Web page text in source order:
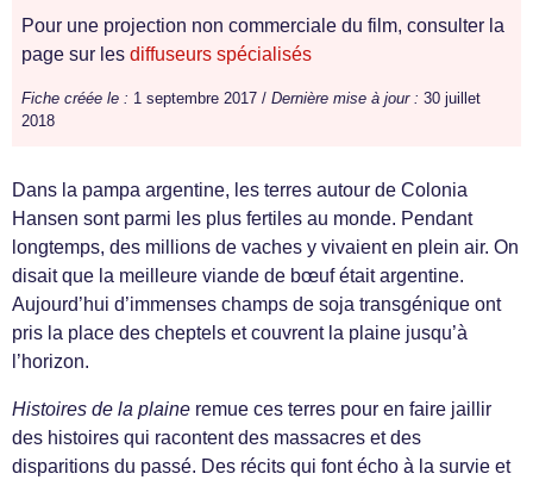
Pour une projection non commerciale du film, consulter la
page sur les diffuseurs spécialisés
Fiche créée le : 1 septembre 2017 / Dernière mise à jour : 30 juillet
2018
Dans la pampa argentine, les terres autour de Colonia
Hansen sont parmi les plus fertiles au monde. Pendant
longtemps, des millions de vaches y vivaient en plein air. On
disait que la meilleure viande de bœuf était argentine.
Aujourd’hui d’immenses champs de soja transgénique ont
pris la place des cheptels et couvrent la plaine jusqu’à
l’horizon.
Histoires de la plaine remue ces terres pour en faire jaillir
des histoires qui racontent des massacres et des
disparitions du passé. Des récits qui font écho à la survie et